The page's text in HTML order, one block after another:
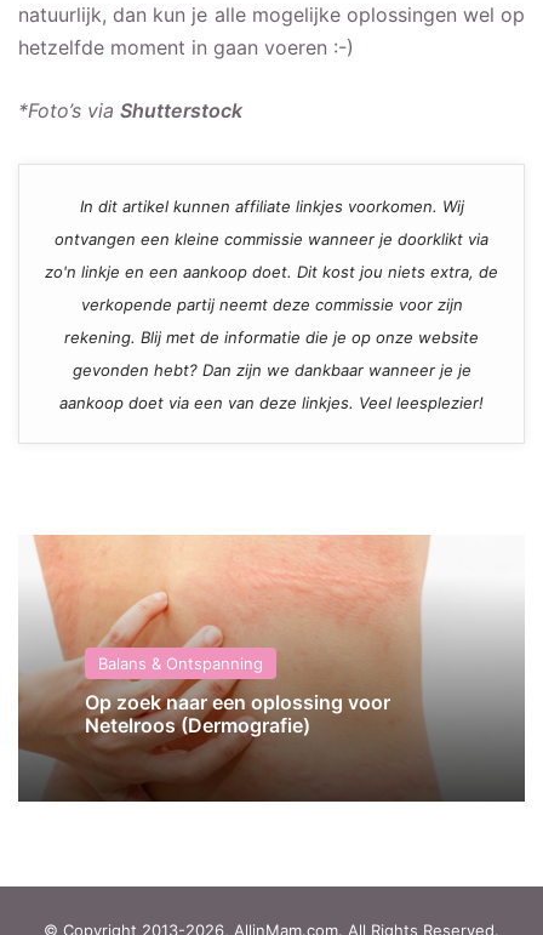
natuurlijk, dan kun je alle mogelijke oplossingen wel op
hetzelfde moment in gaan voeren :-)
*Foto’s via Shutterstock
In dit artikel kunnen affiliate linkjes voorkomen. Wij
ontvangen een kleine commissie wanneer je doorklikt via
zo'n linkje en een aankoop doet. Dit kost jou niets extra, de
verkopende partij neemt deze commissie voor zijn
rekening. Blij met de informatie die je op onze website
gevonden hebt? Dan zijn we dankbaar wanneer je je
aankoop doet via een van deze linkjes. Veel leesplezier!
Balans & Ontspanning
Op zoek naar een oplossing voor
Netelroos (Dermografie)
© Copyright 2013-2026, AllinMam.com. All Rights Reserved.